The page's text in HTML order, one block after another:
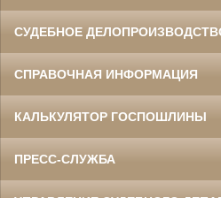
СУДЕБНОЕ
СПРАВОЧНАЯ ИНФОРМАЦИЯ
КАЛЬКУЛЯТОР ГОСПОШЛИНЫ
ПРЕСС-СЛУЖБА